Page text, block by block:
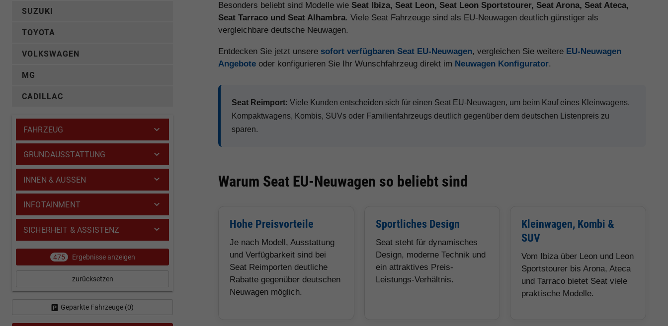
Besonders beliebt sind Modelle wie Seat Ibiza, Seat Leon, Seat Leon Sportstourer, Seat Arona, Seat Ateca,
Seat Tarraco und Seat Alhambra. Viele Seat Fahrzeuge sind als EU-Neuwagen deutlich günstiger als
vergleichbare deutsche Neuwagen.
Entdecken Sie jetzt unsere sofort verfügbaren Seat EU-Neuwagen, vergleichen Sie weitere EU-Neuwagen
Angebote oder konfigurieren Sie Ihr Wunschfahrzeug direkt im Neuwagen Konfigurator.
Seat Reimport: Viele Kunden entscheiden sich für einen Seat EU-Neuwagen, um beim Kauf eines Kleinwagens,
Kompaktwagens, Kombis, SUVs oder Familienfahrzeugs deutlich gegenüber dem deutschen Listenpreis zu
sparen.
Warum Seat EU-Neuwagen so beliebt sind
Hohe Preisvorteile
Je nach Modell, Ausstattung
und Verfügbarkeit sind bei
Seat Reimporten deutliche
Rabatte gegenüber deutschen
Neuwagen möglich.
Sportliches Design
Seat steht für dynamisches
Design, moderne Technik und
ein attraktives Preis-
Leistungs-Verhältnis.
Kleinwagen, Kombi &
SUV
Vom Ibiza über Leon und Leon
Sportstourer bis Arona, Ateca
und Tarraco bietet Seat viele
praktische Modelle.
SUZUKI
TOYOTA
VOLKSWAGEN
MG
CADILLAC
FAHRZEUG
GRUNDAUSSTATTUNG
INNEN & AUSSEN
INFOTAINMENT
SICHERHEIT & ASSISTENZ
475 Ergebnisse anzeigen
zurücksetzen
Geparkte Fahrzeuge (0)